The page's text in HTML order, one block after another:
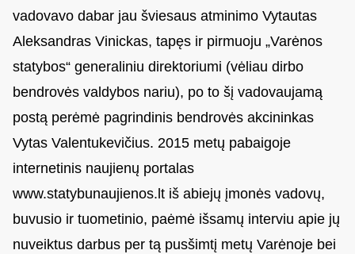
vadovavo dabar jau šviesaus atminimo Vytautas
Aleksandras Vinickas, tapęs ir pirmuoju „Varėnos
statybos“ generaliniu direktoriumi (vėliau dirbo
bendrovės valdybos nariu), po to šį vadovaujamą
postą perėmė pagrindinis bendrovės akcininkas
Vytas Valentukevičius. 2015 metų pabaigoje
internetinis naujienų portalas
www.statybunaujienos.lt iš abiejų įmonės vadovų,
buvusio ir tuometinio, paėmė išsamų interviu apie jų
nuveiktus darbus per tą pusšimtį metų Varėnoje bei